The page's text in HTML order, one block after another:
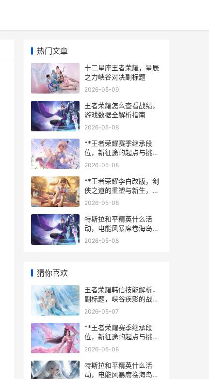
热门文章
十二星座王者荣耀，星辰
之力峡谷对决副标题
2026-05-09
王者荣耀怎么查看战绩，
游戏数据全解析指南
2026-05-08
**王者荣耀赛季继承段
位，新征途的起点与挑战
**
2026-05-08
**王者荣耀李白改版，剑
侠之道的重塑与新生，副
标题，从飘逸刺客到节奏
2026-05-08
特斯拉和平精英什么活
动，电能风暴席卷海岛战
场副标题
2026-05-08
猜你喜欢
王者荣耀韩信技能解析，
副标题，峡谷疾影的战术
艺术
2026-05-07
**王者荣耀赛季继承段
位，新征途的起点与挑战
**
2026-05-08
特斯拉和平精英什么活
动，电能风暴席卷海岛战